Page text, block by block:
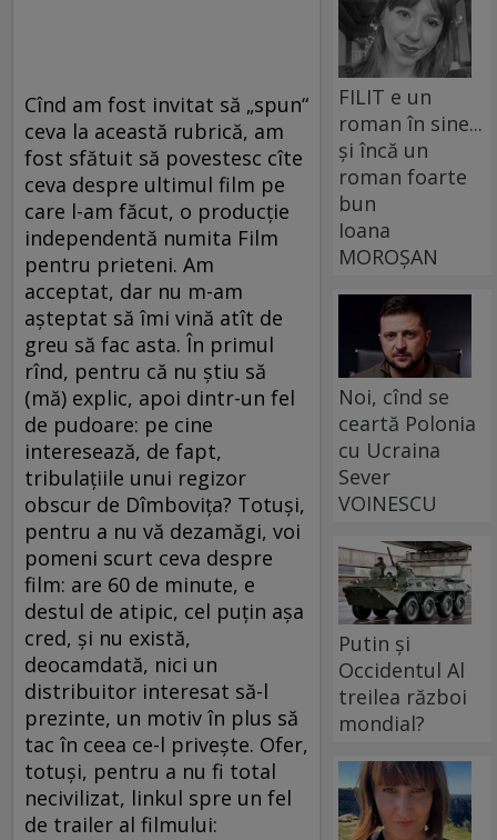
Cînd am fost invitat să „spun“
ceva la această rubrică, am
fost sfătuit să povestesc cîte
ceva despre ultimul film pe
care l-am făcut, o producţie
independentă numita Film
pentru prieteni. Am
acceptat, dar nu m-am
aşteptat să îmi vină atît de
greu să fac asta. În primul
rînd, pentru că nu ştiu să
(mă) explic, apoi dintr-un fel
de pudoare: pe cine
interesează, de fapt,
tribulaţiile unui regizor
obscur de Dîmboviţa? Totuşi,
pentru a nu vă dezamăgi, voi
pomeni scurt ceva despre
film: are 60 de minute, e
destul de atipic, cel puţin aşa
cred, şi nu există,
deocamdată, nici un
distribuitor interesat să-l
prezinte, un motiv în plus să
tac în ceea ce-l priveşte. Ofer,
totuşi, pentru a nu fi total
necivilizat, linkul spre un fel
de trailer al filmului:
FILIT e un
roman în sine...
și încă un
roman foarte
bun
Ioana
MOROȘAN
Noi, cînd se
ceartă Polonia
cu Ucraina
Sever
VOINESCU
Putin și
Occidentul Al
treilea război
mondial?